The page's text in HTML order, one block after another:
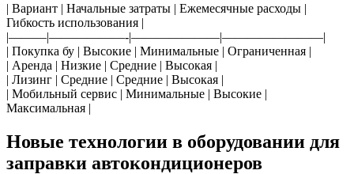
| Вариант | Начальные затраты | Ежемесячные расходы |
Гибкость использования |
|———|——————-|———————|————————|
| Покупка бу | Высокие | Минимальные | Ограниченная |
| Аренда | Низкие | Средние | Высокая |
| Лизинг | Средние | Средние | Высокая |
| Мобильный сервис | Минимальные | Высокие |
Максимальная |
Новые технологии в оборудовании для
заправки автокондиционеров